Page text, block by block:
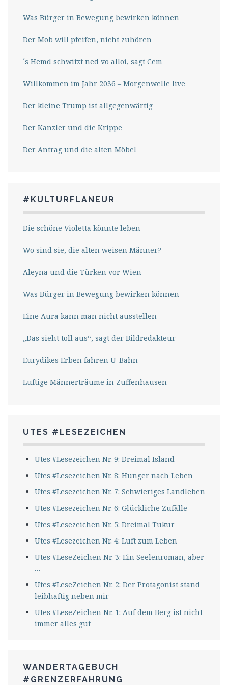
Was Bürger in Bewegung bewirken können
Der Mob will pfeifen, nicht zuhören
´s Hemd schwitzt ned vo alloi, sagt Cem
Willkommen im Jahr 2036 – Morgenwelle live
Der kleine Trump ist allgegenwärtig
Der Kanzler und die Krippe
Der Antrag und die alten Möbel
#KULTURFLANEUR
Die schöne Violetta könnte leben
Wo sind sie, die alten weisen Männer?
Aleyna und die Türken vor Wien
Was Bürger in Bewegung bewirken können
Eine Aura kann man nicht ausstellen
„Das sieht toll aus“, sagt der Bildredakteur
Eurydikes Erben fahren U-Bahn
Luftige Männerträume in Zuffenhausen
UTES #LESEZEICHEN
Utes #Lesezeichen Nr. 9: Dreimal Island
Utes #Lesezeichen Nr. 8: Hunger nach Leben
Utes #Lesezeichen Nr. 7: Schwieriges Landleben
Utes #Lesezeichen Nr. 6: Glückliche Zufälle
Utes #Lesezeichen Nr. 5: Dreimal Tukur
Utes #Lesezeichen Nr. 4: Luft zum Leben
Utes #LeseZeichen Nr. 3: Ein Seelenroman, aber
…
Utes #LeseZeichen Nr. 2: Der Protagonist stand
leibhaftig neben mir
Utes #LeseZeichen Nr. 1: Auf dem Berg ist nicht
immer alles gut
WANDERTAGEBUCH
#GRENZERFAHRUNG